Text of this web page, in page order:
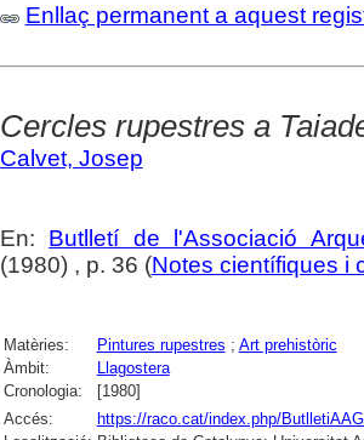
Enllaç permanent a aquest
Cercles rupestres a
Calvet, Josep
En: Butlletí de l'Associació
(1980) , p. 36 (Notes científiques i
Matèries: Pintures rupestres ; Art prehistòric
Àmbit:
Llagostera
Cronologia:
[1980]
Accés:
https://raco.cat/index.php/